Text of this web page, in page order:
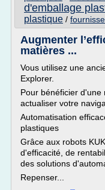
d'emballage
plastique /
Augmenter
matières ...
Vous utilisez une
Explorer.
Pour bénéficier d'une
actualiser votre
Automatisation
plastiques
Grâce aux robots
d'efficacité, de
des solutions
Repenser...